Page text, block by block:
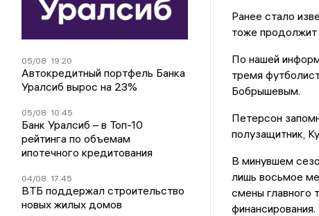
05/08 19:20
Автокредитный портфель Банка
Уралсиб вырос на 23%
05/08 10:45
Банк Уралсиб – в Топ-10
рейтинга по объемам
ипотечного кредитования
04/08 17:45
ВТБ поддержал строительство
новых жилых домов
Ранее стало
тоже продолжит
По нашей
тремя
Бобрышевым.
Петерсон
полузащитник,
В минувшем
лишь восьмое
смены главного
финансирования.